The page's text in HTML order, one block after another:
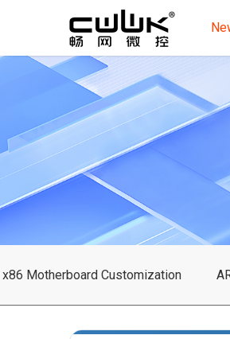
x86 Motherboard Customization